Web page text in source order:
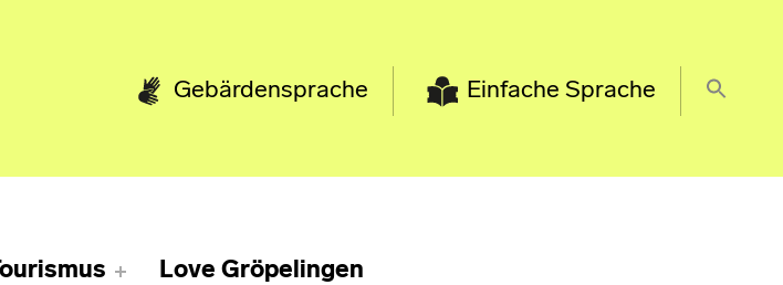
Gebärdensprache Einfache Sprache
Love Gröpelingen